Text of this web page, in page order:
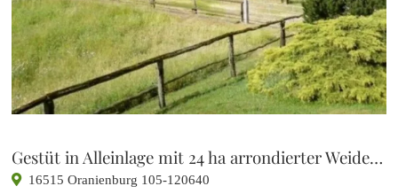
Gestüt in Alleinlage mit 24 ha arrondierter Weidefläche
16515 Oranienburg 105-120640